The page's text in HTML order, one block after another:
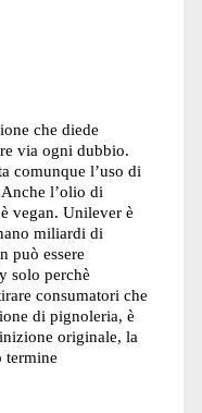
che diede
via ogni dubbio.
comunque l’uso di
l’olio di
vegan. Unilever è
miliardi di
può essere
solo perchè
consumatori che
di pignoleria, è
originale, la
termine